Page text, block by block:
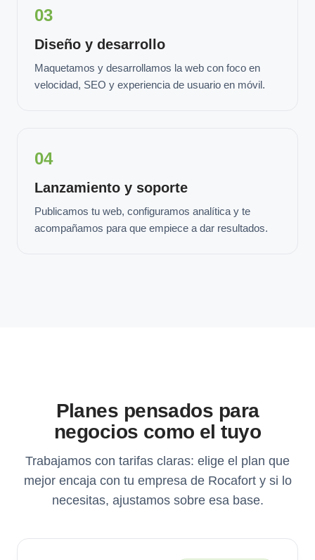
03
Diseño y desarrollo
Maquetamos y desarrollamos la web con foco en
velocidad, SEO y experiencia de usuario en móvil.
04
Lanzamiento y soporte
Publicamos tu web, configuramos analítica y te
acompañamos para que empiece a dar resultados.
Planes pensados para
negocios como el tuyo
Trabajamos con tarifas claras: elige el plan que
mejor encaja con tu empresa de Rocafort y si lo
necesitas, ajustamos sobre esa base.